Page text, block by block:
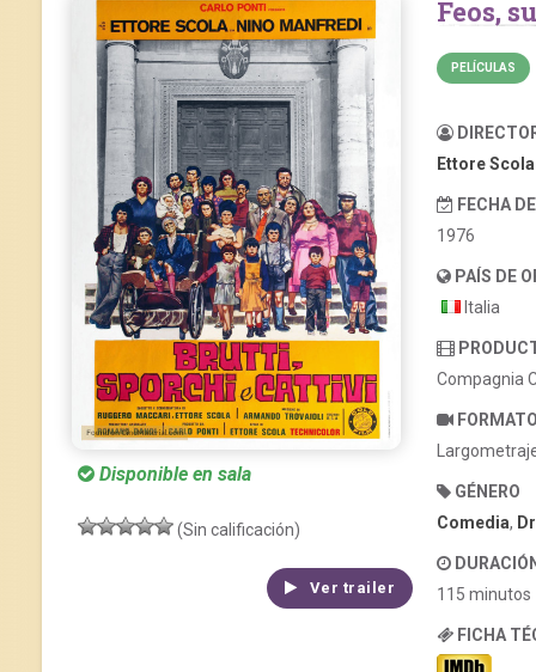
Disponible en sala
(Sin calificación)
Ver trailer
Feos,
PELÍCULAS
Ettore Scola
FECHA
1976
PAÍS DE
Italia
Compagnia
GÉNERO
Comedia,
115 minutos
FICHA